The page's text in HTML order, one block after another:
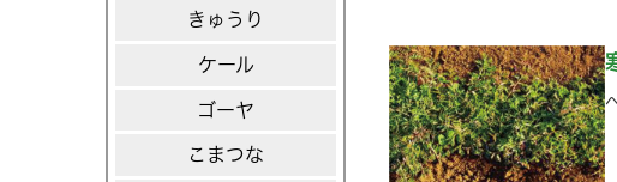
きゅうり
ケール
ゴーヤ
こまつな